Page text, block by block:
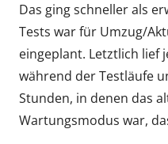
Das ging schneller als
Tests war für Umzug/
eingeplant. Letztlich lief
während der Testläufe
Stunden, in denen das
Wartungsmodus war,